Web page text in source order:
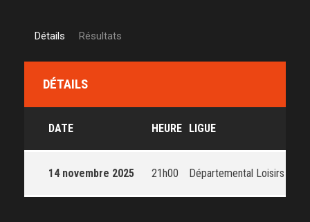
Détails Résultats
DÉTAILS
DATE HEURE LIGUE
14 novembre 2025 21h00 Départemental Loisirs